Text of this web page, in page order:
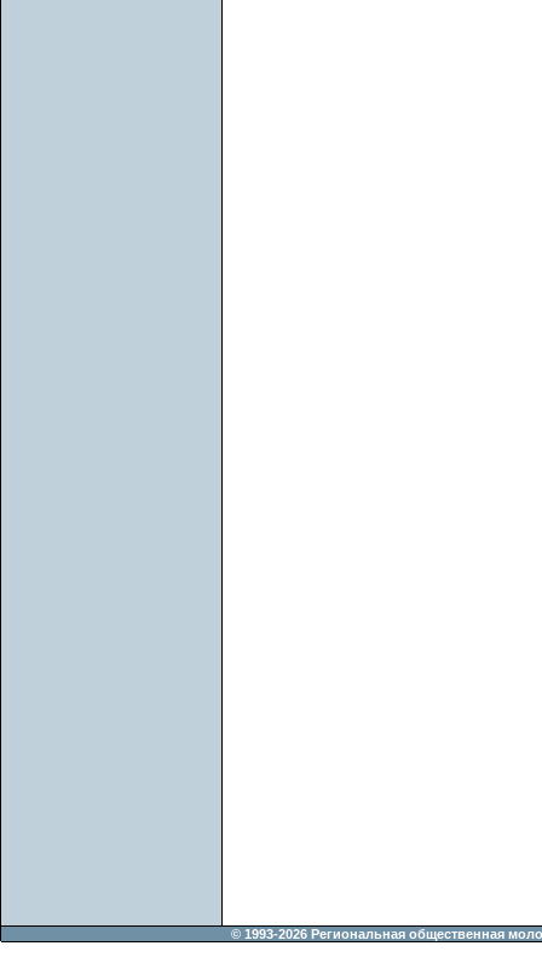
© 1993-2026 Региональная общественная